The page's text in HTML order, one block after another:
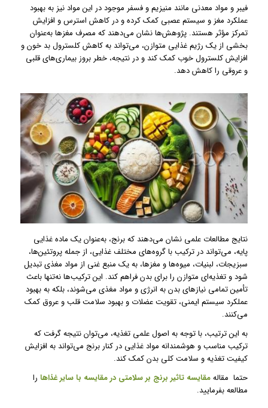
فیبر و مواد معدنی مانند منیزیم و فسفر موجود در این مواد نیز به بهبود
عملکرد مغز و سیستم عصبی کمک کرده و در کاهش استرس و افزایش
تمرکز مؤثر هستند. پژوهش‌ها نشان می‌دهند که مصرف مغزها به‌عنوان
بخشی از یک رژیم غذایی متوازن، می‌تواند به کاهش کلسترول بد خون و
افزایش کلسترول خوب کمک کند و در نتیجه، خطر بروز بیماری‌های قلبی
و عروقی را کاهش دهد.
نتایج مطالعات علمی نشان می‌دهند که برنج، به‌عنوان یک ماده غذایی
پایه، می‌تواند در ترکیب با گروه‌های مختلف غذایی، از جمله پروتئین‌ها،
سبزیجات، لبنیات، میوه‌ها و مغزها، به یک منبع غنی از مواد مغذی تبدیل
شود و تغذیه‌ای متوازن را برای بدن فراهم کند. این ترکیب‌ها نه‌تنها باعث
تأمین تمامی نیازهای بدن به انرژی و مواد مغذی می‌شوند، بلکه به بهبود
عملکرد سیستم ایمنی، تقویت عضلات و بهبود سلامت قلب و عروق کمک
می‌کنند.
به این ترتیب، با توجه به اصول علمی تغذیه، می‌توان نتیجه گرفت که
ترکیب مناسب و هوشمندانه مواد غذایی در کنار برنج می‌تواند به افزایش
کیفیت تغذیه و سلامت کلی بدن کمک کند.
حتما مقالهمقایسه تاثیر برنج بر سلامتی در مقایسه با سایر غذاهارا
مطالعه بفرمایید.